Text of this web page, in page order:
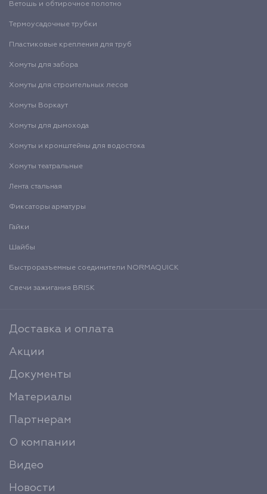
Ветошь и обтирочное полотно
Термоусадочные трубки
Пластиковые крепления для труб
Хомуты для забора
Хомуты для строительных лесов
Хомуты Воркаут
Хомуты для дымохода
Хомуты и кронштейны для водостока
Хомуты театральные
Лента стальная
Фиксаторы арматуры
Гайки
Шайбы
Быстроразъемные соединители NORMAQUICK
Свечи зажигания BRISK
Доставка и оплата
Акции
Документы
Материалы
Партнерам
О компании
Видео
Новости